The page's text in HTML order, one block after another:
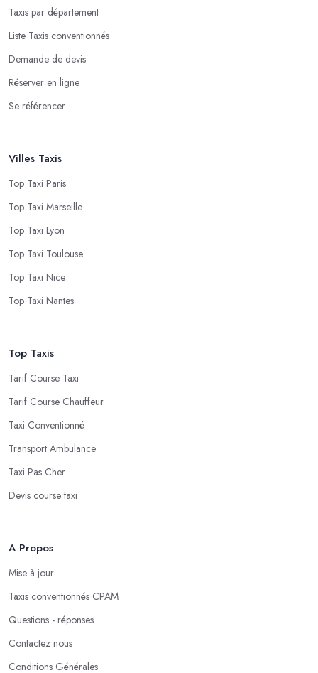
Taxis par département
Liste Taxis conventionnés
Demande de devis
Réserver en ligne
Se référencer
Villes Taxis
Top Taxi Paris
Top Taxi Marseille
Top Taxi Lyon
Top Taxi Toulouse
Top Taxi Nice
Top Taxi Nantes
Top Taxis
Tarif Course Taxi
Tarif Course Chauffeur
Taxi Conventionné
Transport Ambulance
Taxi Pas Cher
Devis course taxi
A Propos
Mise à jour
Taxis conventionnés CPAM
Questions - réponses
Contactez nous
Conditions Générales